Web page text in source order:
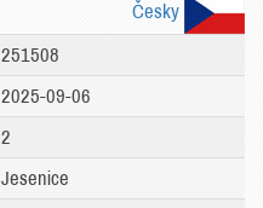
Česky
251508
2025-09-06
2
Jesenice